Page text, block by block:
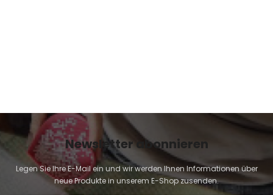
Newsletter abonnieren
Legen Sie Ihre E-Mail ein und wir werden Ihnen Informationen über
neue Produkte in unserem E-Shop zusenden.